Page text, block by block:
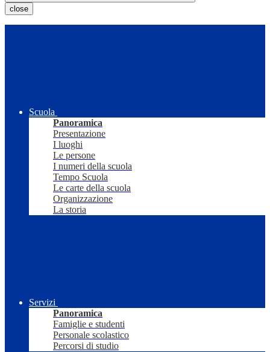
close
Scuola
Panoramica
Presentazione
I luoghi
Le persone
I numeri della scuola
Tempo Scuola
Le carte della scuola
Organizzazione
La storia
Servizi
Panoramica
Famiglie e studenti
Personale scolastico
Percorsi di studio